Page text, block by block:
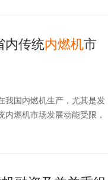
内传统内燃机市
我国内燃机生产，尤其是发
燃机市场发展动能受限，